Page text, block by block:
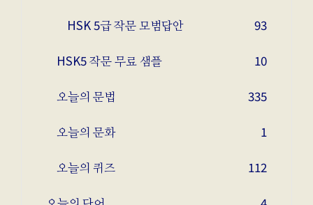
HSK 5급 작문 모범답안 93
HSK5 작문 무료 샘플 10
오늘의 문법 335
오늘의 문화 1
오늘의 퀴즈 112